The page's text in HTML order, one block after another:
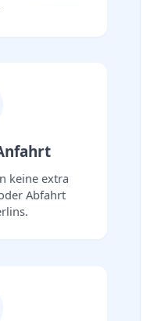
keine extra
Abfahrt